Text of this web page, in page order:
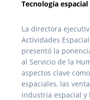
Tecnología
La directora
Actividades
presentó la
al Servicio de la
aspectos clave
espaciales, las
industria espacial y